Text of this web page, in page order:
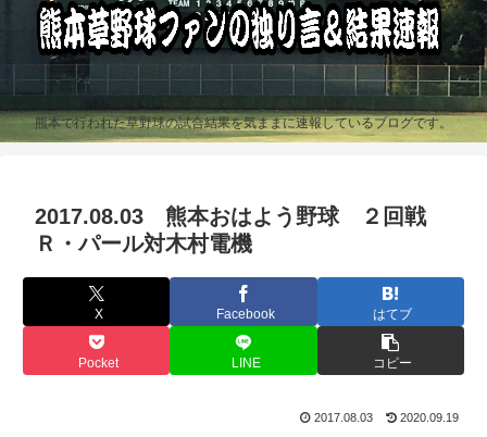
熊本で行われた草野球の試合結果を気ままに速報しているブログです。
2017.08.03 熊本おはよう野球 ２回戦
Ｒ・パール対木村電機
X Facebook はてブ
Pocket LINE コピー
2017.08.03 2020.09.19